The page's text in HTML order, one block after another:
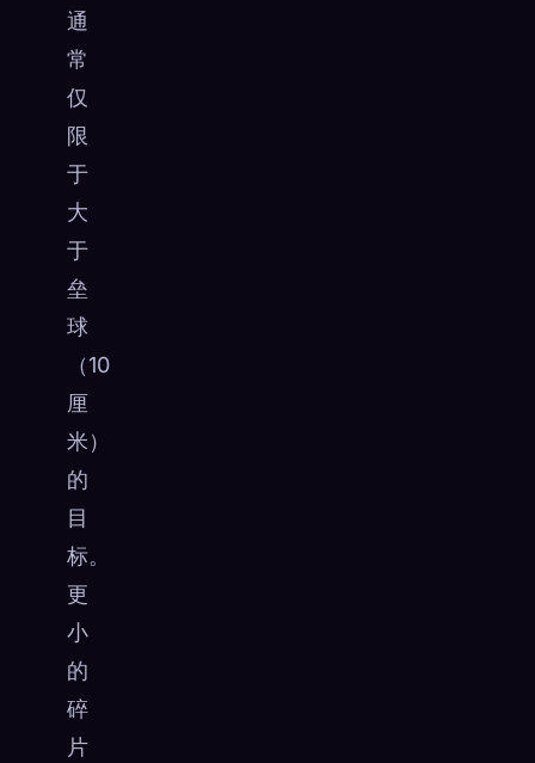
通
常
仅
限
于
大
于
垒
球
（10
厘
米）
的
目
标。
更
小
的
碎
片